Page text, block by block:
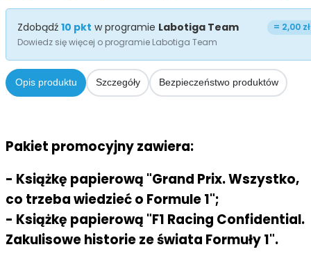
Zdobądź 10 pkt w programie Labotiga Team = 2,00 zł
Dowiedz się więcej o programie Labotiga Team
Opis produktu Szczegóły Bezpieczeństwo produktów
Pakiet promocyjny zawiera:
- Książkę papierową "Grand Prix. Wszystko,
co trzeba wiedzieć o Formule 1";
- Książkę papierową "F1 Racing Confidential.
Zakulisowe historie ze świata Formuły 1".